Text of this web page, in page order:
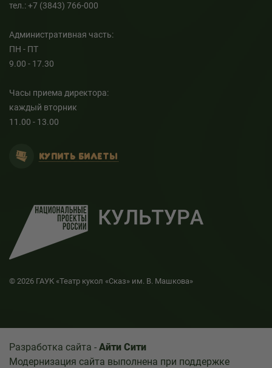
тел.: +7 (3843) 766-000
Административная часть:
ПН - ПТ
9.00 - 17.30
Часы приема директора:
каждый вторник
11.00 - 13.00
КУПИТЬ БИЛЕТЫ
© 2026 ГАУК «Театр кукол «Сказ» им. В. Машкова»
Разработка сайта - Айти Сити
Модернизация сайта выполнена при поддержке